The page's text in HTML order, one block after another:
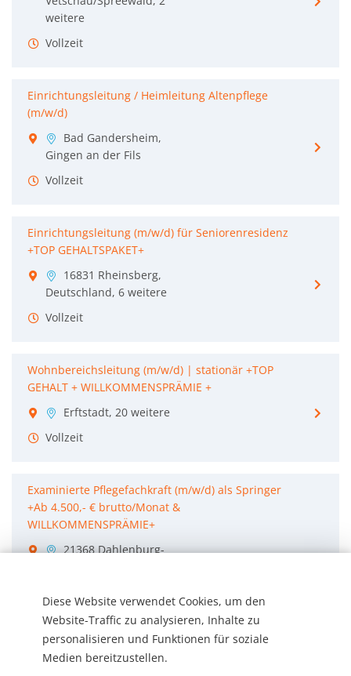
weitere
Vollzeit
Einrichtungsleitung / Heimleitung Altenpflege
(m/w/d)
Bad Gandersheim,
Gingen an der Fils
Vollzeit
Einrichtungsleitung (m/w/d) für Seniorenresidenz
+TOP GEHALTSPAKET+
16831 Rheinsberg,
Deutschland, 6 weitere
Vollzeit
Wohnbereichsleitung (m/w/d) | stationär +TOP
GEHALT + WILLKOMMENSPRÄMIE +
Erftstadt, 20 weitere
Vollzeit
Examinierte Pflegefachkraft (m/w/d) als Springer
+Ab 4.500,- € brutto/Monat &
WILLKOMMENSPRÄMIE+
21368 Dahlenburg-
Vollzeit
Diese Website verwendet Cookies, um den
Website-Traffic zu analysieren, Inhalte zu
personalisieren und Funktionen für soziale
Medien bereitzustellen.